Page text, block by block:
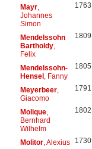
Mayr,
Johannes
Simon
1763
Mendelssohn
Bartholdy,
Felix
1809
Mendelssohn-
Hensel, Fanny
1805
Meyerbeer,
Giacomo
1791
Molique,
Bernhard
Wilhelm
1802
Molitor, Alexius 1730